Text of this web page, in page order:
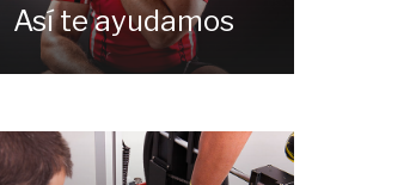
Así te ayudamos